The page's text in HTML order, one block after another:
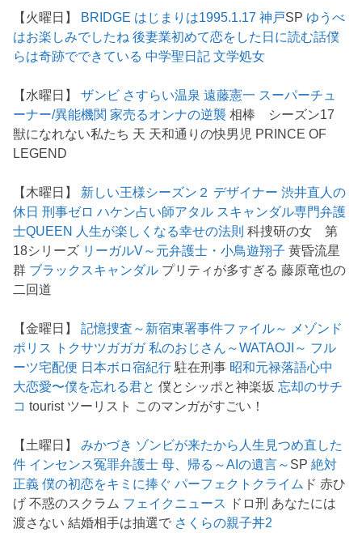
【火曜日】 BRIDGE はじまりは1995.1.17 神戸SP ゆうべ
はお楽しみでしたね 後妻業初めて恋をした日に読む話僕
らは奇跡でできている 中学聖日記 文学処女
【水曜日】ザンビ さすらい温泉 遠藤憲一 スーパーチュ
ーナー/異能機関 家売るオンナの逆襲 相棒 シーズン17
獣になれない私たち 天 天和通りの快男児 PRINCE OF
LEGEND
【木曜日】 新しい王様シーズン２ デザイナー 渋井直人の
休日 刑事ゼロ ハケン占い師アタル スキャンダル専門弁護
士QUEEN 人生が楽しくなる幸せの法則 科捜研の女 第
18シリーズ リーガルV～元弁護士・小鳥遊翔子 黄昏流星
群 ブラックスキャンダル プリティが多すぎる 藤原竜也の
二回道
【金曜日】記憶捜査～新宿東署事件ファイル～
メゾンド
ポリス
トクサツガガガ 私のおじさん～WATAOJI～ フル
ーツ宅配便 日本ボロ宿紀行 駐在刑事 昭和元禄落語心中
大恋愛〜僕を忘れる君と 僕とシッポと神楽坂忘却のサチ
コ tourist ツーリスト このマンガがすごい！
【土曜日】みかづき ゾンビが来たから人生見つめ直した
件 インセンス冤罪弁護士 母、帰る～AIの遺言～ SP絶対
正義 僕の初恋をキミに捧ぐ パーフェクトクライム ド 赤ひ
げ 不惑のスクラム フェイクニュース
ドロ刑 あなたには
渡さない 結婚相手は抽選で さくらの親子丼2